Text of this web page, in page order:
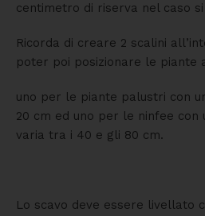
centimetro di riserva nel caso
Ricorda di creare 2 scalini
poter poi posizionare le piante
uno per le piante palustri con
20 cm ed uno per le ninfee con
varia tra i 40 e gli 80 cm.
Lo scavo deve essere livellato